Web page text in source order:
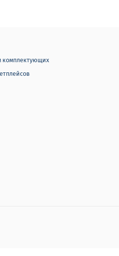
комплектующих